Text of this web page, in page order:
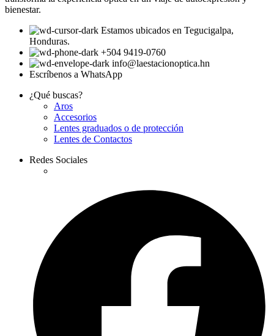
bienestar.
Estamos ubicados en Tegucigalpa,
Honduras.
+504 9419-0760
info@laestacionoptica.hn
Escríbenos a WhatsApp
¿Qué buscas?
Aros
Accesorios
Lentes graduados o de protección
Lentes de Contactos
Redes Sociales